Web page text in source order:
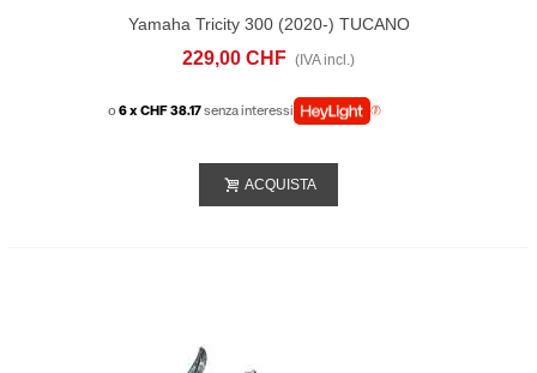
Yamaha Tricity 300 (2020-) TUCANO
URBANO Termoscud® R216PROX
229,00 CHF (IVA incl.)
o6 x CHF 38.17senza interessi
ACQUISTA